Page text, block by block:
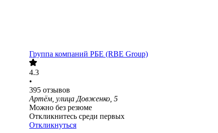
Группа компаний РБЕ (RBE Group)
4.3
•
395 отзывов
Артём, улица Довженко, 5
Можно без резюме
Откликнитесь среди первых
Откликнуться